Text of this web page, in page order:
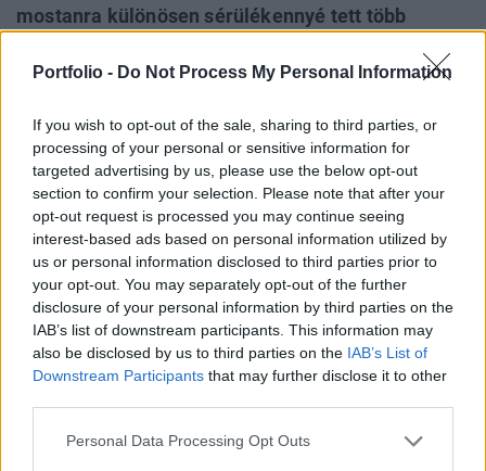
Portfolio - Do Not Process My Personal Information
If you wish to opt-out of the sale, sharing to third parties, or
processing of your personal or sensitive information for
targeted advertising by us, please use the below opt-out
section to confirm your selection. Please note that after your
opt-out request is processed you may continue seeing
interest-based ads based on personal information utilized by
us or personal information disclosed to third parties prior to
your opt-out. You may separately opt-out of the further
disclosure of your personal information by third parties on the
IAB’s list of downstream participants. This information may
also be disclosed by us to third parties on the IAB’s List of
Downstream Participants that may further disclose it to other
Personal Data Processing Opt Outs
mostanra különösen sérülékennyé tett több
szemben - állapítja meg a Fitch hitelminősítő
lehet az első áldozat.
Egy évtizeddel ezelőtt a feltörekvő országok összesített
adósságállománya 5000 milliárd dollárt tett ki, mostanra
viszont ez a szám átlépte a 19000 milliárd dollárt, vagyis
közel megnégyszereződött. Az óriási eladósodottsággal
kapcsolatos félelmek most az amerikai kamatemelési
ciklus, az erősödő dollár és a tőkebeáramlás lelassulása
miatt egyre inkább felszínre...
KEDVES OLVASÓNK!
A keresett cikk a portfolio.hu hírarchívumához